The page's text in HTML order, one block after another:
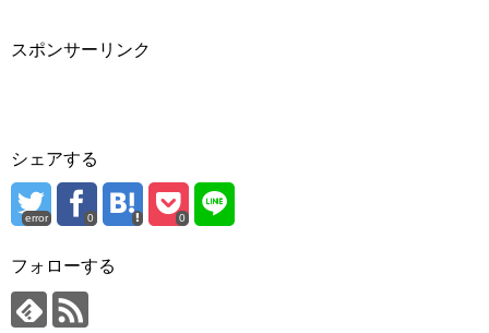
スポンサーリンク
シェアする
error 0 0
フォローする